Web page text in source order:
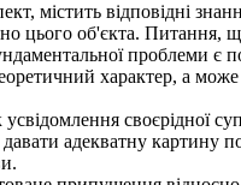
містить відповідні
цього об'єкта. Питання,
проблеми є
характер, а
своєрідної
адекватну картину